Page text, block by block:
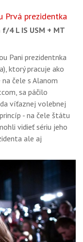
Prvá prezidentka
f/4 L IS USM + MT
Pani prezidentnka
ktorý pracuje ako
čele s Alanom
sa páčilo
víťaznej volebnej
- na čele štátu
vidieť sériu jeho
ale aj